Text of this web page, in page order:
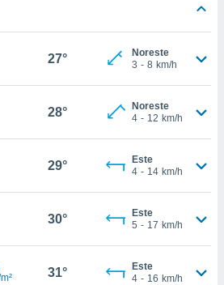
27°
Noreste
3 - 8 km/h
28°
Noreste
4 - 12 km/h
29°
Este
4 - 14 km/h
30°
Este
5 - 17 km/h
31°
Este
4 - 16 km/h